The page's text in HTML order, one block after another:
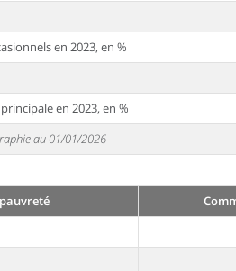
en 2023, en %
en 2023, en %
au 01/01/2026